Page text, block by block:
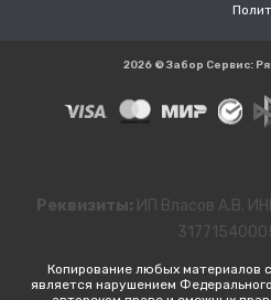
2026 © Забор Сервис:
Реквизиты: ИП Власов А.В.
Копирование любых материалов
является нарушением